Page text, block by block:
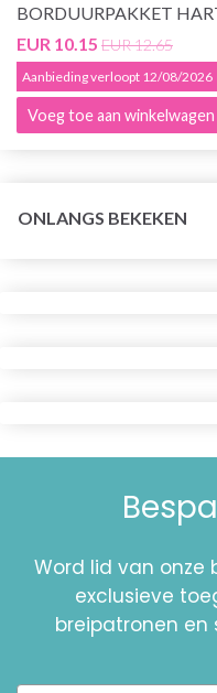
BORDUURPAKKET
EUR 10.15 EUR 12.65
Aanbieding verloopt 12/08/2026
Voeg toe aan winkelwagen
ONLANGS BEKEKEN
Word lid van onze
exclusieve
breipatronen